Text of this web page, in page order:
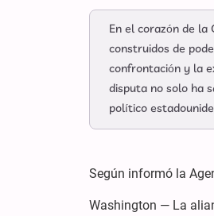
En el corazón de
construidos de
confrontación y la
disputa no solo ha
político
Según informó la
Washington — La